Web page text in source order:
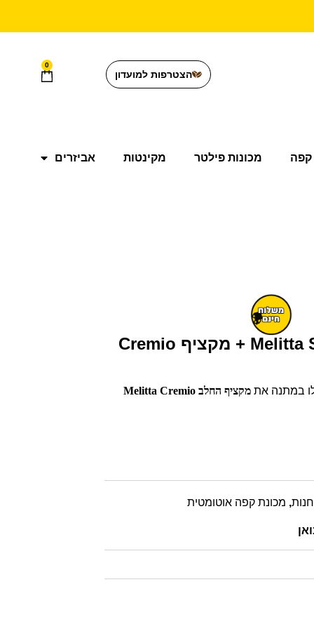
הצטרפות למועדון
0
קפה מכונות פילטר מקינטות אביזרים
דיל מיוחד – Melitta Solo + מקציף Cremio
במתנה את מקציף החלב Melitta Cremio
, מכונת קפה אוטומטית